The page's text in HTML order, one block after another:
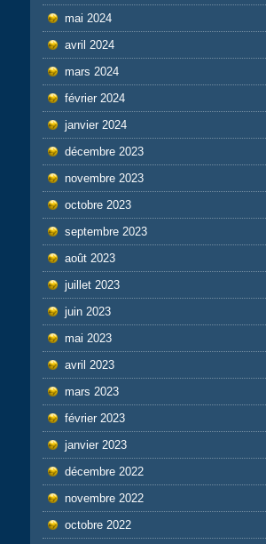
mai 2024
avril 2024
mars 2024
février 2024
janvier 2024
décembre 2023
novembre 2023
octobre 2023
septembre 2023
août 2023
juillet 2023
juin 2023
mai 2023
avril 2023
mars 2023
février 2023
janvier 2023
décembre 2022
novembre 2022
octobre 2022